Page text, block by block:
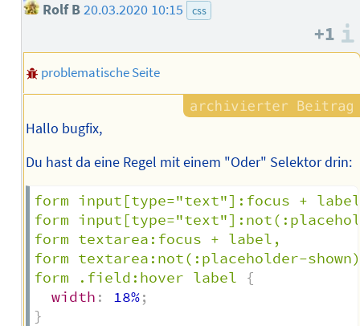
Rolf B20.03.2020 10:15 css
+1
problematische Seite
Hallo bugfix,
Du hast da eine Regel mit einem "Oder" Selektor drin:
form input[type="text"]:focus +
form
form textarea:focus + label,
form textarea:not(:placeholder-
form .field:hover label
{
width : 18%;
}